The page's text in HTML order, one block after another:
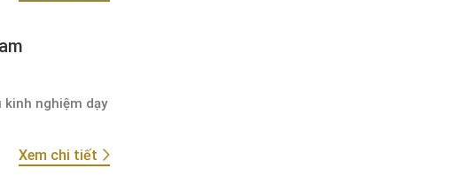
nghiệm dạy
Xem chi tiết